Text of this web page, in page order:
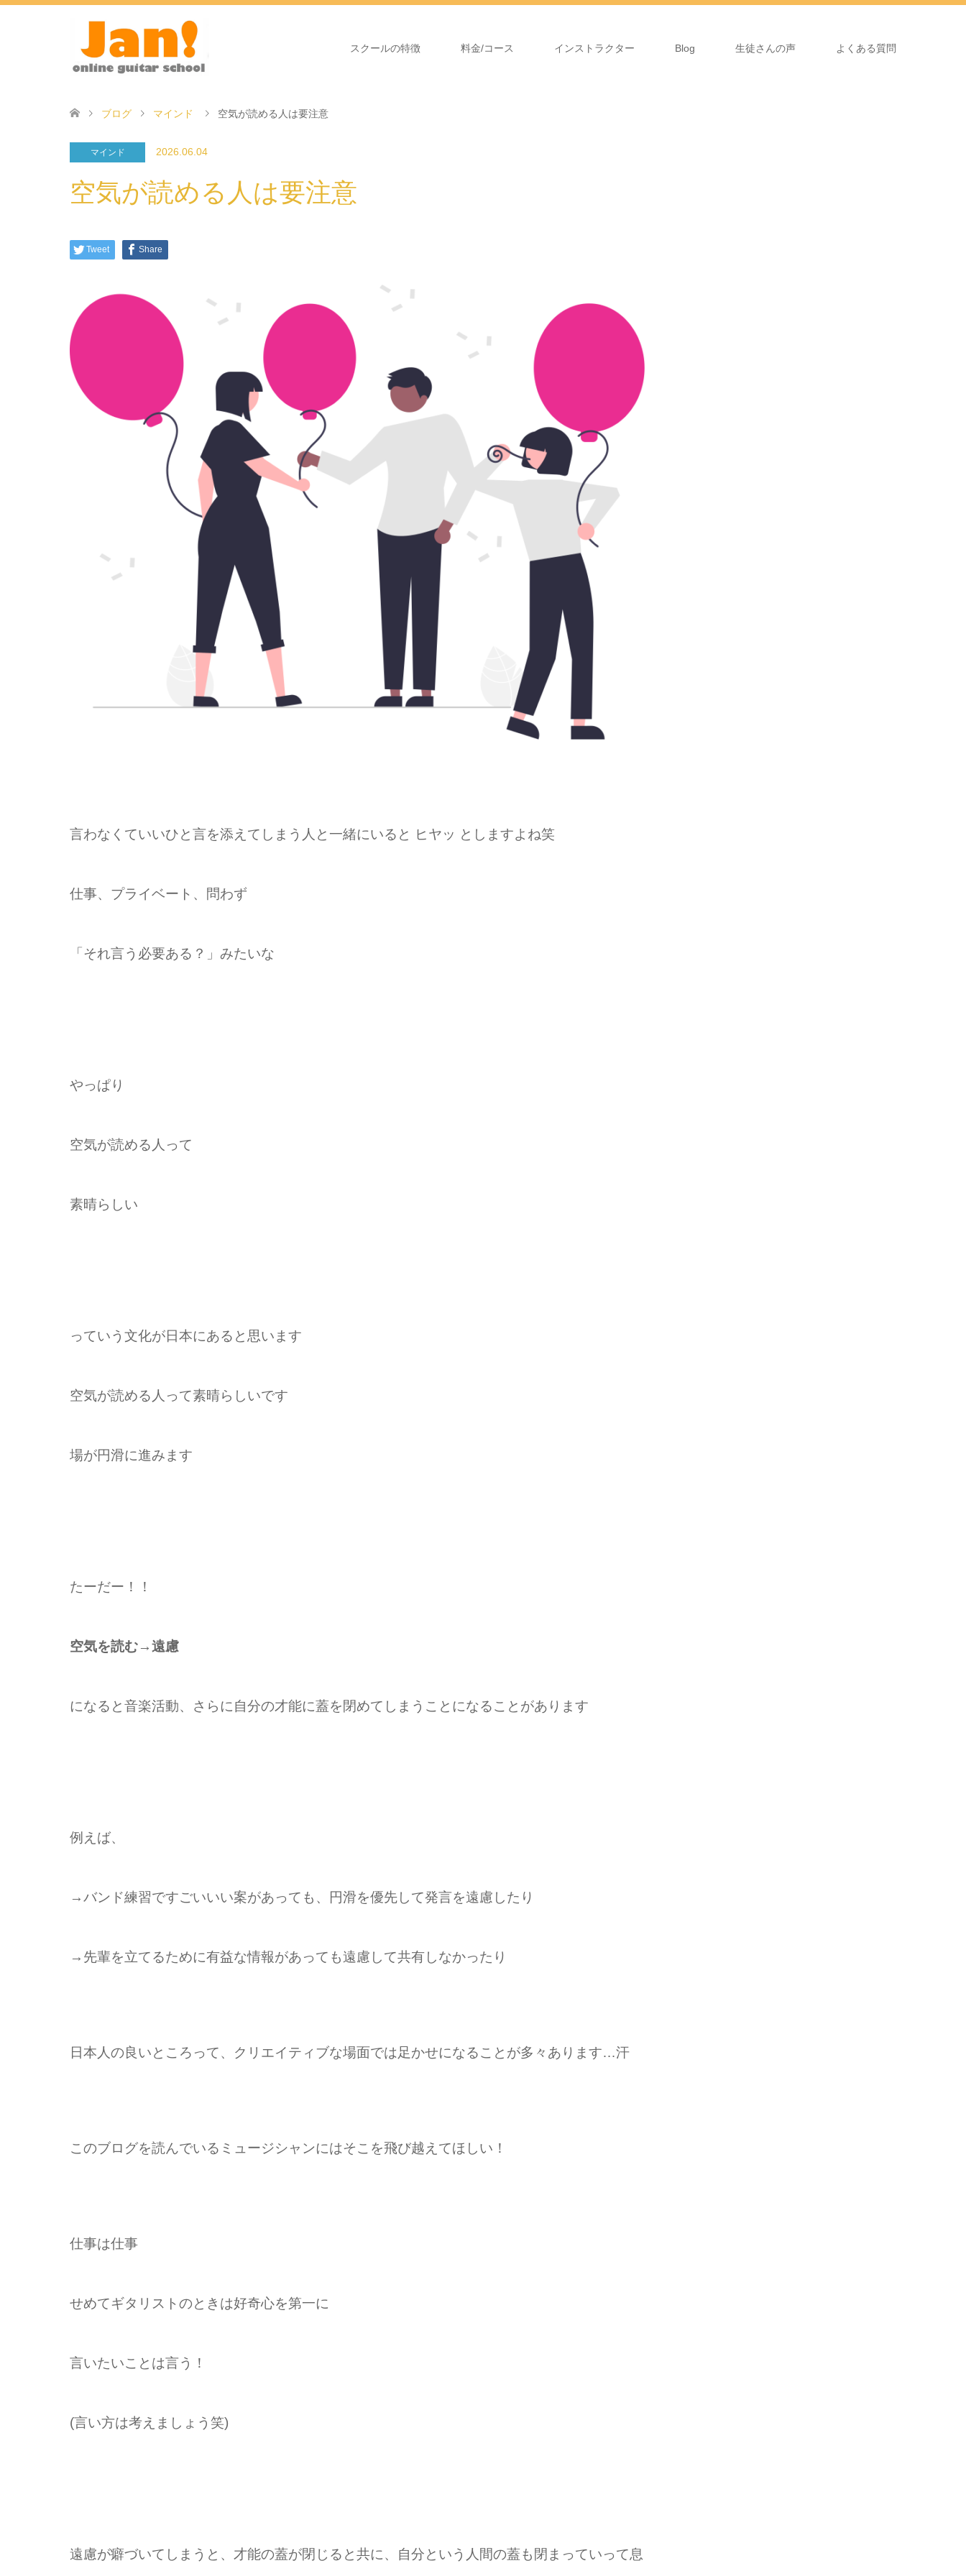
スクールの特徴 料金/コース インストラクター Blog 生徒さんの声 よくある質問
ブログ マインド 空気が読める人は要注意
マインド 2026.06.04
空気が読める人は要注意
Tweet Share
言わなくていいひと言を添えてしまう人と一緒にいると ヒヤッ としますよね笑
仕事、プライベート、問わず
「それ言う必要ある？」みたいな
やっぱり
空気が読める人って
素晴らしい
っていう文化が日本にあると思います
空気が読める人って素晴らしいです
場が円滑に進みます
たーだー！！
空気を読む→遠慮
になると音楽活動、さらに自分の才能に蓋を閉めてしまうことになることがあります
例えば、
→バンド練習ですごいいい案があっても、円滑を優先して発言を遠慮したり
→先輩を立てるために有益な情報があっても遠慮して共有しなかったり
日本人の良いところって、クリエイティブな場面では足かせになることが多々あります…汗
このブログを読んでいるミュージシャンにはそこを飛び越えてほしい！
仕事は仕事
せめてギタリストのときは好奇心を第一に
言いたいことは言う！
(言い方は考えましょう笑)
遠慮が癖づいてしまうと、才能の蓋が閉じると共に、自分という人間の蓋も閉まっていって息